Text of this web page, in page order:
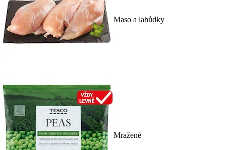
Maso a lahůdky
Mražené